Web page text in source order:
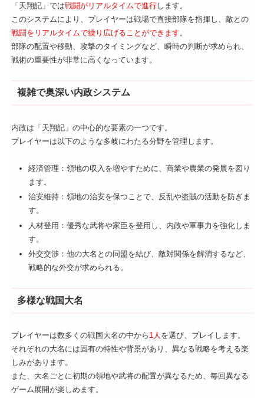
「天翔記」では戦闘がリアルタイムで進行します。
このシステムにより、プレイヤーは戦場で直接部隊を指揮し、敵との
戦闘をリアルタイムで繰り広げることができます 。
部隊の配置や移動、攻撃のタイミングなど、瞬時の判断が求められ、
戦術の重要性が非常に高くなっています。
複雑で奥深い内政システム
内政は「天翔記」の中心的な要素の一つです。
プレイヤーは以下のような多岐にわたる分野を管理します。
経済管理：領地の収入を増やすために、商業や農業の発展を図り
ます。
治安維持：領地の治安を保つことで、反乱や盗賊の活動を防ぎま
す。
人材登用：優秀な武将や家臣を登用し、内政や軍事力を強化しま
す。
外交交渉：他の大名との同盟を結び、敵対関係を解消するなど、
戦略的な外交が求められる。
多様な戦国大名
プレイヤーは数多くの戦国大名の中から 1人 を選び、プレイします。
それぞれの大名には固有の特性や背景があり、異なる戦略を考える楽
しみがあります。
また、大名ごとに初期の領地や武将の配置が異なるため、毎回異なる
ゲーム展開が楽しめます。